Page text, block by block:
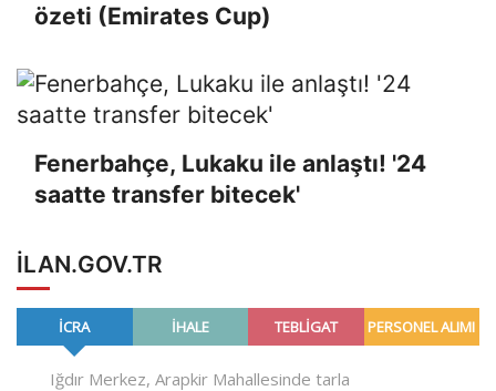
özeti (Emirates Cup)
Fenerbahçe, Lukaku ile anlaştı! '24
saatte transfer bitecek'
ILAN.GOV.TR